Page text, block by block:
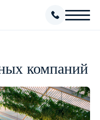
компаний